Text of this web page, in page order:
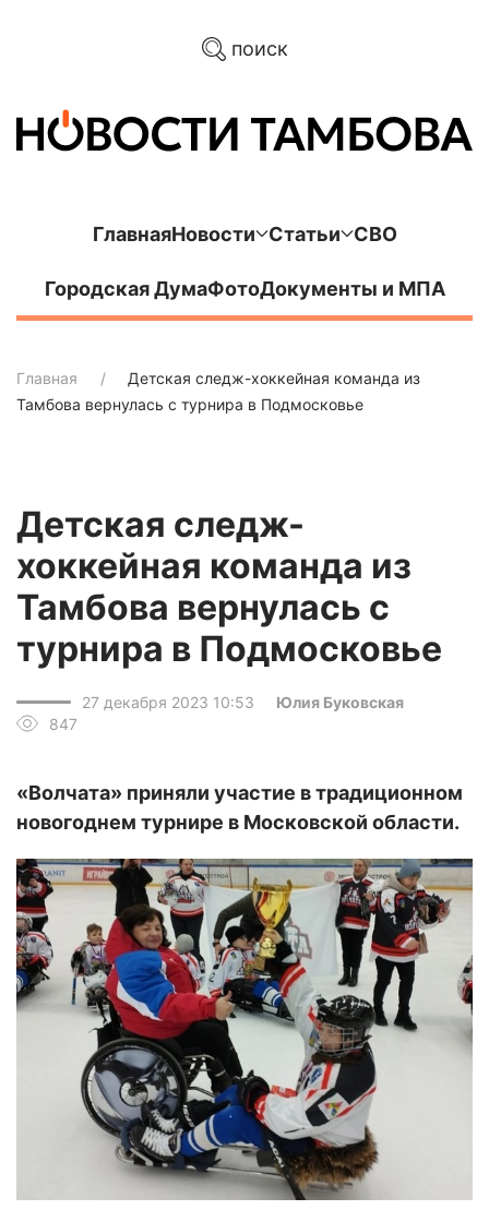
поиск
ГлавнаяНовости Статьи СВО
Городская ДумаФотоДокументы и МПА
Главная
Детская следж-хоккейная команда из
Тамбова вернулась с турнира в Подмосковье
Детская следж-
хоккейная команда из
Тамбова вернулась с
турнира в Подмосковье
27 декабря 2023 10:53
Юлия Буковская
847
«Волчата» приняли участие в традиционном
новогоднем турнире в Московской области.